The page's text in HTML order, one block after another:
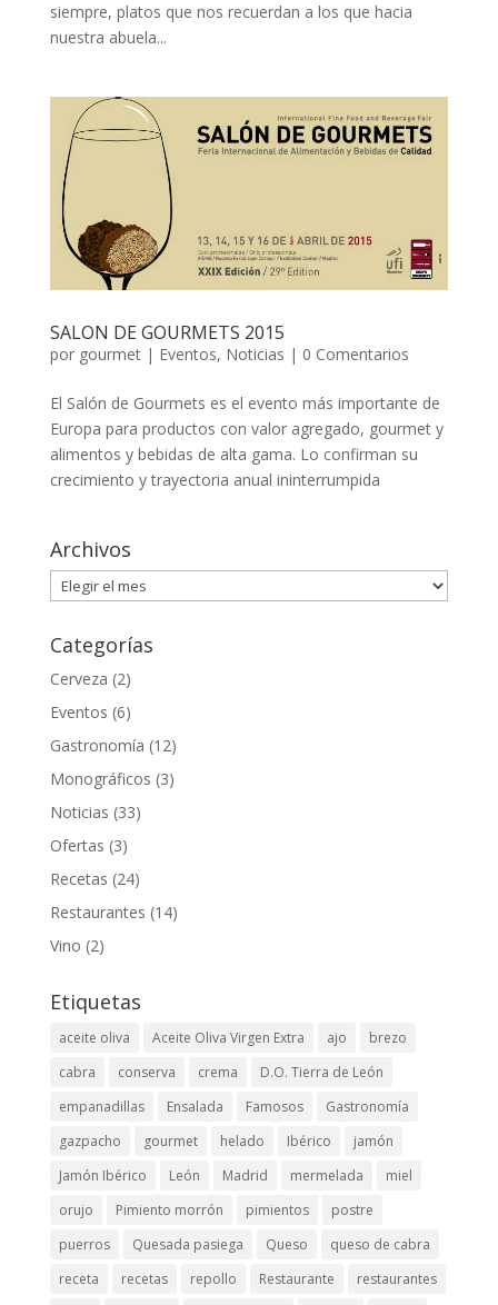
siempre, platos que nos recuerdan a los que hacia
nuestra abuela...
SALON DE GOURMETS 2015
por gourmet| Eventos, Noticias | 0 Comentarios
El Salón de Gourmets es el evento más importante de
Europa para productos con valor agregado, gourmet y
alimentos y bebidas de alta gama. Lo confirman su
crecimiento y trayectoria anual ininterrumpida
Archivos
Archivos
Categorías
Cerveza (2)
Eventos (6)
Gastronomía (12)
Monográficos (3)
Noticias (33)
Ofertas (3)
Recetas (24)
Restaurantes (14)
Vino (2)
Etiquetas
aceite oliva Aceite Oliva Virgen Extra ajo
brezo
cabra
conserva crema
D.O. Tierra de León
empanadillas
Ensalada Famosos
Gastronomía
gazpacho
gourmet helado Ibérico
jamón
Jamón Ibérico
León Madrid mermelada
miel
orujo
Pimiento morrón pimientos
postre
puerros
Quesada pasiega Queso
queso de cabra
receta
recetas repollo Restaurante
restaurantes